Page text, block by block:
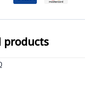
products